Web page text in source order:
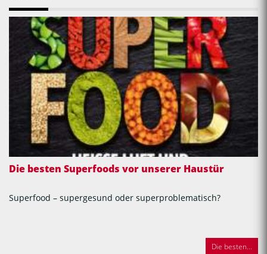
Die besten Superfoods vor unserer Haustür
Superfood – supergesund oder superproblematisch?
Die besten...